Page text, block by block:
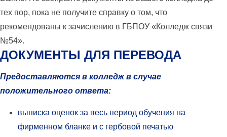
тех пор, пока не получите справку о том, что
рекомендованы к зачислению в ГБПОУ «Колледж связи
№54».
ДОКУМЕНТЫ ДЛЯ ПЕРЕВОДА
Предоставляются в колледж в случае
положительного ответа:
выписка оценок за весь период обучения на
фирменном бланке и с гербовой печатью